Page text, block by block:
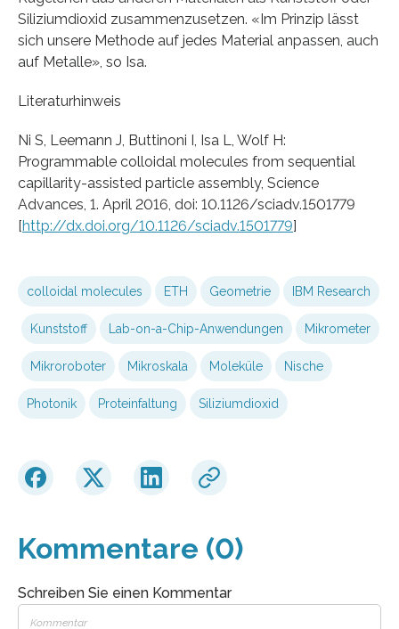
Siliziumdioxid zusammenzusetzen. «Im Prinzip lässt
sich unsere Methode auf jedes Material anpassen, auch
auf Metalle», so Isa.
Literaturhinweis
Ni S, Leemann J, Buttinoni I, Isa L, Wolf H:
Programmable colloidal molecules from sequential
capillarity-assisted particle assembly, Science
Advances, 1. April 2016, doi: 10.1126/sciadv.1501779
[http://dx.doi.org/10.1126/sciadv.1501779]
colloidal molecules ETH Geometrie IBM Research
Kunststoff Lab-on-a-Chip-Anwendungen Mikrometer
Mikroroboter Mikroskala Moleküle Nische
Photonik Proteinfaltung Siliziumdioxid
Kommentare (0)
Schreiben Sie einen Kommentar